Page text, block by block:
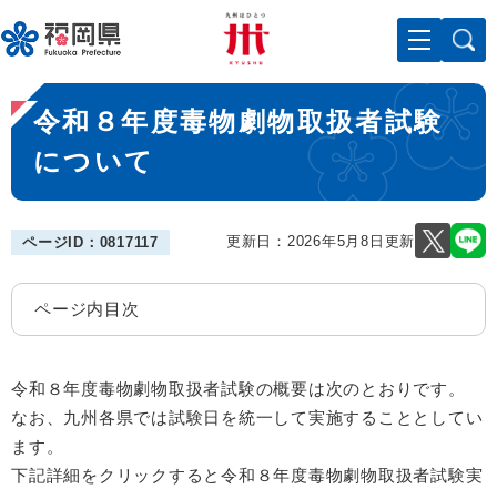
ー
ジ
先
頭
。
メニューを飛ばして本文へ
本
文
令和８年度毒物劇物取扱者試験
について
ページID：0817117 更新日：2026年5月8日更新
ページ内目次
令和８年度毒物劇物取扱者試験の概要は次のとおりです。
なお、九州各県では試験日を統一して実施することとしてい
ます。
下記詳細をクリックすると令和８年度毒物劇物取扱者試験実